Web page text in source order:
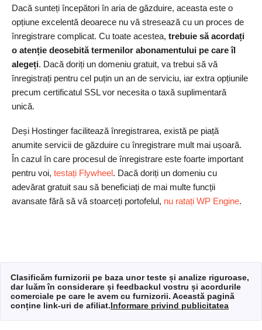
Dacă sunteți începători în aria de găzduire, aceasta este o
opțiune excelentă deoarece nu vă stresează cu un proces de
înregistrare complicat. Cu toate acestea, trebuie să acordați
o atenție deosebită termenilor abonamentului pe care îl
alegeți. Dacă doriți un domeniu gratuit, va trebui să vă
înregistrați pentru cel puțin un an de serviciu, iar extra opțiunile
precum certificatul SSL vor necesita o taxă suplimentară
unică.
Deși Hostinger facilitează înregistrarea, există pe piață
anumite servicii de găzduire cu înregistrare mult mai ușoară.
În cazul în care procesul de înregistrare este foarte important
pentru voi, testați Flywheel. Dacă doriți un domeniu cu
adevărat gratuit sau să beneficiați de mai multe funcții
avansate fără să vă stoarceți portofelul, nu ratați WP Engine.
Clasificăm furnizorii pe baza unor teste și analize riguroase,
dar luăm în considerare și feedbackul vostru și acordurile
comerciale pe care le avem cu furnizorii. Această pagină
conține link-uri de afiliat.Informare privind publicitatea